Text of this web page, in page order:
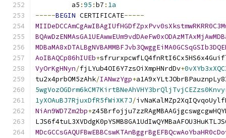
         a5
:95 :b7 : 1a
-----BEGIN CERTIFICATE-----
AoIBAQCp86hIUEb+
VyOrKgHNyn/fjLYub4OI6Y7zsOiXmpHNrdDv+
tu2x4prbOM5zAhk/IANwzYgp+
1yXOAuBJ7RjuxDfR5fWiXK7J/
NiAn9WD7Zm2bp+